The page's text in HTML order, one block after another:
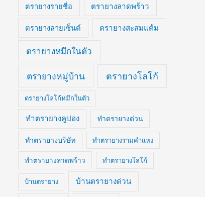
ตรายางรายชื่อ ตรายางลาดพร้าว
ตรายางลายเซ็นต์ ตรายางสะสมแต้ม
ตรายางหมึกในตัว
ตรายางหมู่บ้าน ตรายางโลโก้
ตรายางโลโก้หมึกในตัว
ทำตรายางคูปอง ทำตรายางด่วน
ทำตรายางบริษัท ทำตรายางรามคำแหง
ทำตรายางลาดพร้าว ทำตรายางโลโก้
บ้านตรายาง บ้านตรายางด่วน